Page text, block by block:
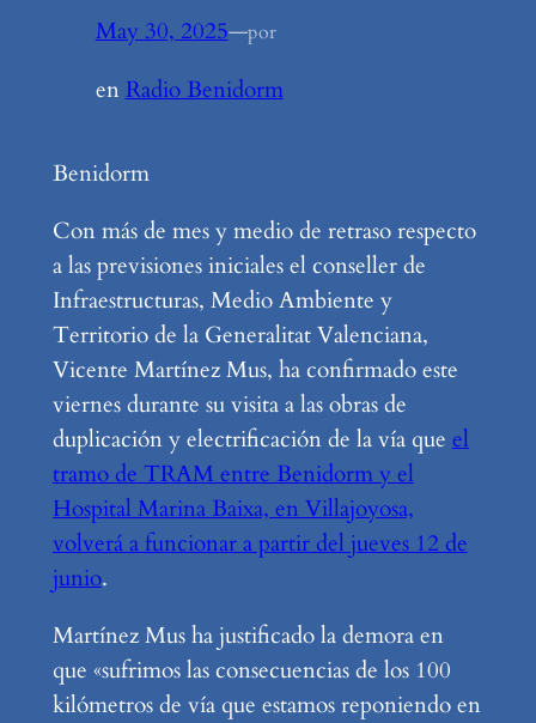
May 30, 2025—por
en Radio Benidorm
Benidorm
Con más de mes y medio de retraso respecto
a las previsiones iniciales el conseller de
Infraestructuras, Medio Ambiente y
Territorio de la Generalitat Valenciana,
Vicente Martínez Mus, ha confirmado este
viernes durante su visita a las obras de
duplicación y electrificación de la vía que el
tramo de TRAM entre Benidorm y el
Hospital Marina Baixa, en Villajoyosa,
volverá a funcionar a partir del jueves 12 de
junio.
Martínez Mus ha justificado la demora en
que «sufrimos las consecuencias de los 100
kilómetros de vía que estamos reponiendo en